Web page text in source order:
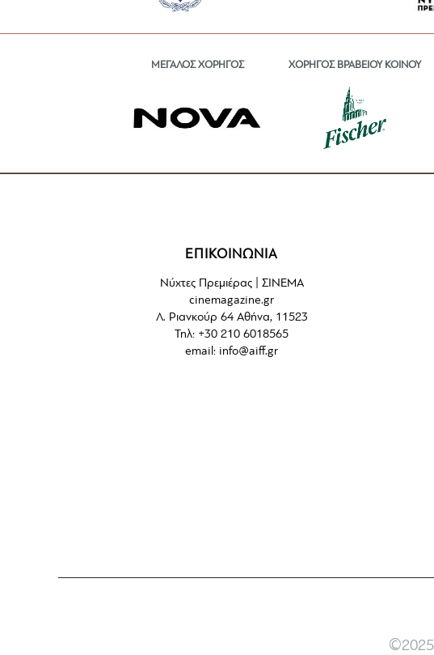
ΜΕΓΑΛΟΣ ΧΟΡΗΓΟΣ ΧΟΡΗΓΟΣ ΒΡΑΒΕΙΟΥ ΚΟΙΝΟΥ
ΕΠΙΚΟΙΝΩΝΙΑ
Νύχτες Πρεμιέρας | ΣΙΝΕΜΑ
cinemagazine.gr
Λ. Ριανκούρ 64 Αθήνα, 11523
Τηλ: +30 210 6018565
email: info@aiff.gr
©2025